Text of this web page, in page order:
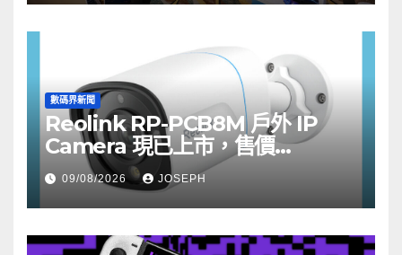
數碼界新聞
Reolink RP-PCB8M 戶外 IP
Camera 現已上市，售價
HK$722
09/08/2026 JOSEPH